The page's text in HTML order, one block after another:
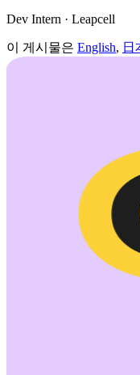
Dev Intern · Leapcell
이 게시물은 English, 日